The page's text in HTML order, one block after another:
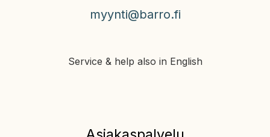
myynti@barro.fi
Service & help also in English